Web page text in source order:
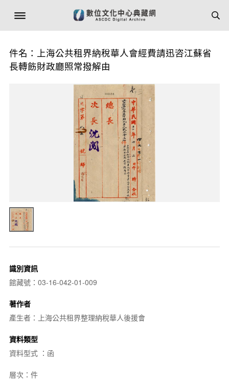
件名：上海公共租界納稅華人會經費請迅咨江蘇省
長轉飭財政廳照常撥解由
識別資訊
館藏號：03-16-042-01-009
著作者
產生者：上海公共租界整理納稅華人後援會
資料類型
資料型式 ：函
層次：件